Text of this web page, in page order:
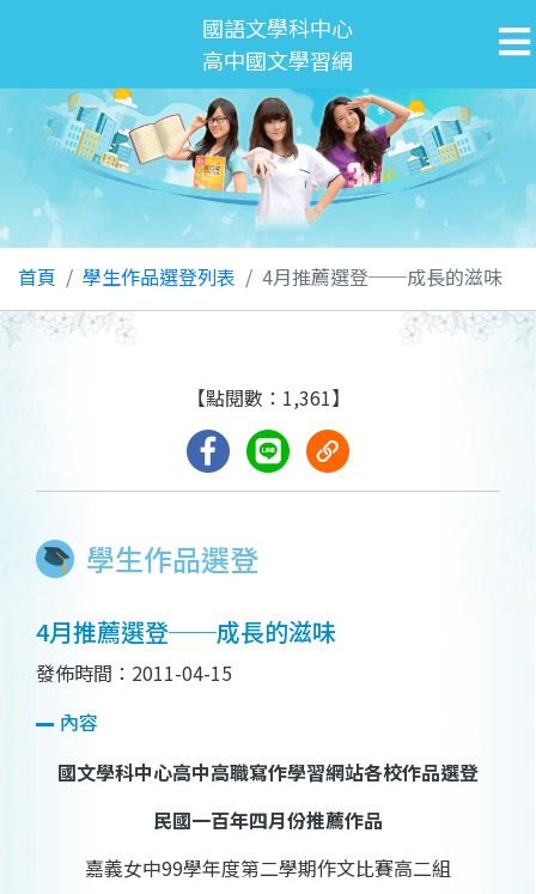
國語文學科中心
高中國文學習網
首頁 學生作品選登列表 4月推薦選登──成長的滋味
學生作品選登
【點閱數：1,361】
4月推薦選登──成長的滋味
發佈時間：2011-04-15
內容
國文學科中心高中高職寫作學習網站各校作品選登
民國一百年四月份推薦作品
嘉義女中99學年度第二學期作文比賽高二組